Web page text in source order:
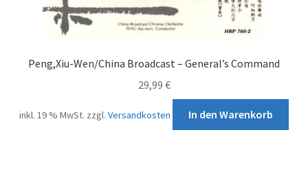
Peng,Xiu-Wen/China Broadcast – General’s Command
29,99 €
inkl. 19 % MwSt. zzgl.Versandkosten In den Warenkorb